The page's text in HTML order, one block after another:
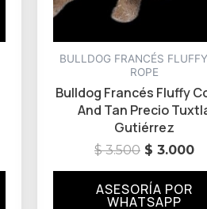
BULLDOG FRANCÉS
ROPE
Bulldog Francés Fluffy
And Tan Precio
Gutiérrez
$3.500 $ 3.000
ASESORÍA POR
WHATSAPP